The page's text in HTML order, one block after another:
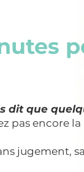
dit que
pas encore
jugement,